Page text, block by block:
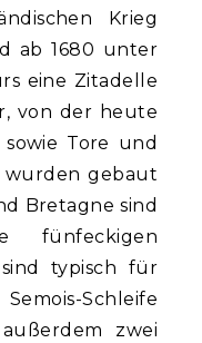
Krieg
ab 1680 unter
eine Zitadelle
von der heute
Tore und
wurden gebaut
Bretagne sind
fünfeckigen
typisch für
Schleife
zwei